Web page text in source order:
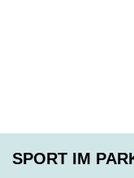
SPORT IM